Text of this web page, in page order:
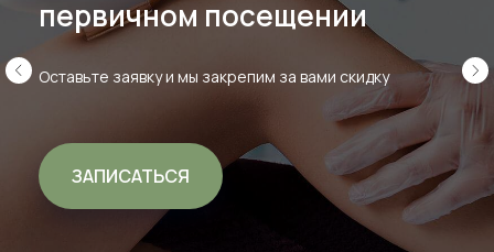
первичном посещении
Оставьте заявку и мы закрепим за вами скидку
ЗАПИСАТЬСЯ